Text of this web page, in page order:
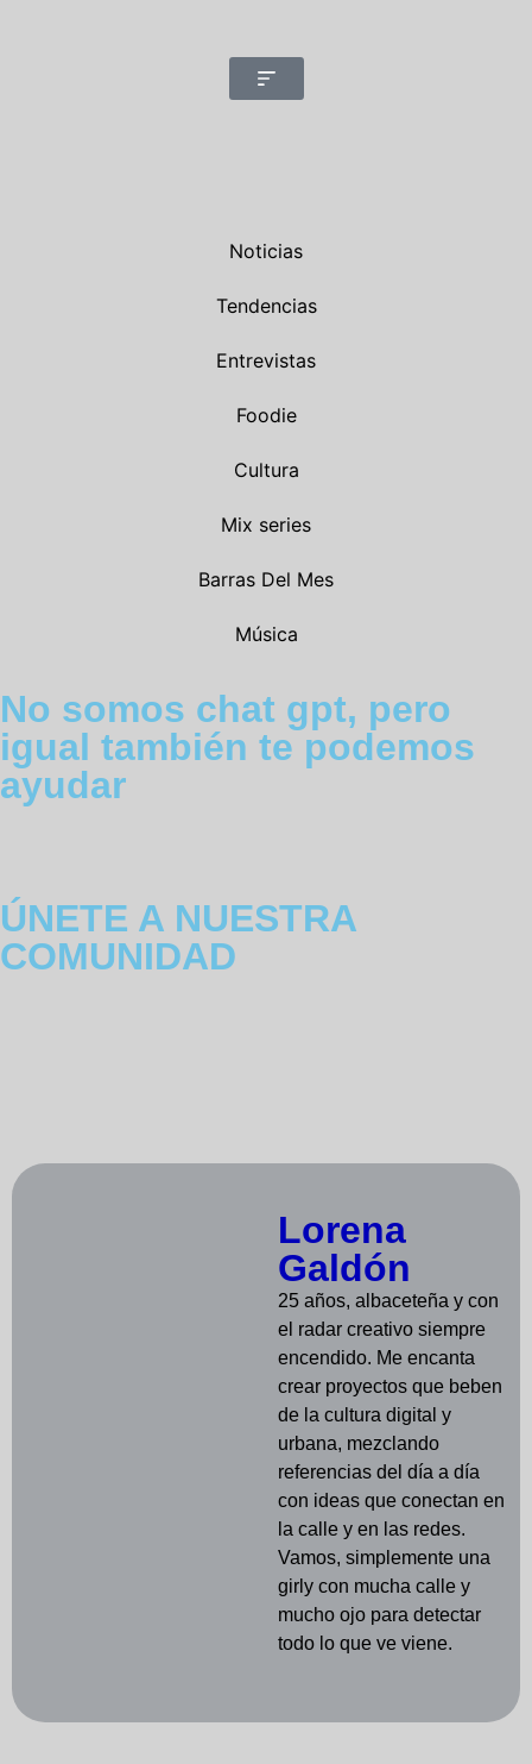
Noticias
Tendencias
Entrevistas
Foodie
Cultura
Mix series
Barras Del Mes
Música
No somos chat gpt, pero
igual también te podemos
ayudar
ÚNETE A NUESTRA
COMUNIDAD
Lorena
Galdón
25 años, albaceteña y con
el radar creativo siempre
encendido. Me encanta
crear proyectos que beben
de la cultura digital y
urbana, mezclando
referencias del día a día
con ideas que conectan en
la calle y en las redes.
Vamos, simplemente una
girly con mucha calle y
mucho ojo para detectar
todo lo que ve viene.